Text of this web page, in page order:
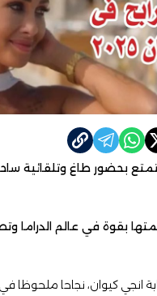
بحضور طاغ وتلقائية
بقوة في عالم الدراما
انجي كيوان، نجاحا ملحوظا